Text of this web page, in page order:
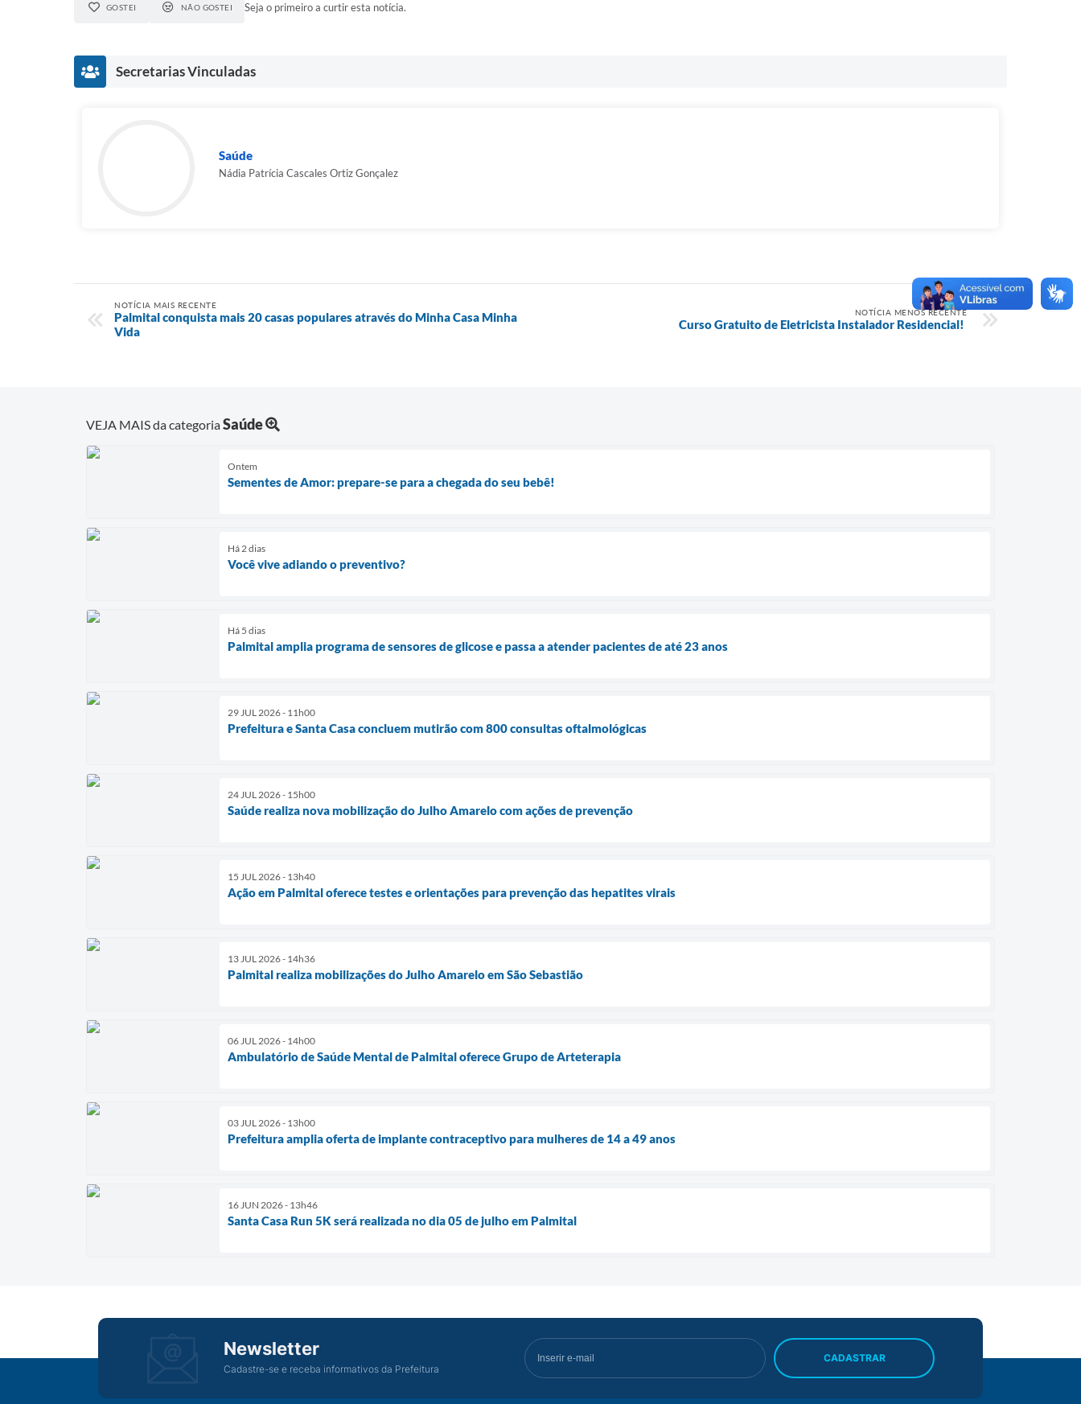
GOSTEI NÃO GOSTEI Seja o primeiro a curtir esta notícia.
Secretarias Vinculadas
Saúde
Nádia Patrícia Cascales Ortiz Gonçalez
NOTÍCIA MAIS RECENTE
Palmital conquista mais 20 casas populares através do Minha Casa Minha
Vida
NOTÍCIA MENOS RECENTE
Curso Gratuito de Eletricista Instalador Residencial!
VEJA MAIS da categoriaSaúde
Ontem
Sementes de Amor: prepare-se para a chegada do seu bebê!
Há 2 dias
Você vive adiando o preventivo?
Há 5 dias
Palmital amplia programa de sensores de glicose e passa a atender pacientes de até 23 anos
29 JUL 2026 - 11h00
Prefeitura e Santa Casa concluem mutirão com 800 consultas oftalmológicas
24 JUL 2026 - 15h00
Saúde realiza nova mobilização do Julho Amarelo com ações de prevenção
15 JUL 2026 - 13h40
Ação em Palmital oferece testes e orientações para prevenção das hepatites virais
13 JUL 2026 - 14h36
Palmital realiza mobilizações do Julho Amarelo em São Sebastião
06 JUL 2026 - 14h00
Ambulatório de Saúde Mental de Palmital oferece Grupo de Arteterapia
03 JUL 2026 - 13h00
Prefeitura amplia oferta de implante contraceptivo para mulheres de 14 a 49 anos
16 JUN 2026 - 13h46
Santa Casa Run 5K será realizada no dia 05 de julho em Palmital
Newsletter
Cadastre-se e receba informativos da Prefeitura
CADASTRAR